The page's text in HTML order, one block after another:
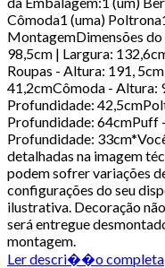
Cômoda1 (uma)
MontagemDimensões
98,5cm | Largura:
Roupas - Altura: 191,
41,2cmCômoda - Altura:
Profundidade:
Profundidade: 64cmPuff
Profundidade:
detalhadas na imagem
podem sofrer variações
configurações do seu
ilustrativa. Decoração
será entregue
montagem.
Ler descri��o completa